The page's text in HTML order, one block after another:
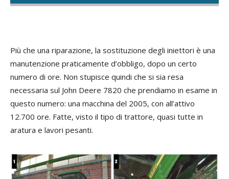
Più che una riparazione, la sostituzione degli iniettori è una
manutenzione praticamente d’obbligo, dopo un certo
numero di ore. Non stupisce quindi che si sia resa
necessaria sul John Deere 7820 che prendiamo in esame in
questo numero: una macchina del 2005, con all’attivo
12.700 ore. Fatte, visto il tipo di trattore, quasi tutte in
aratura e lavori pesanti.